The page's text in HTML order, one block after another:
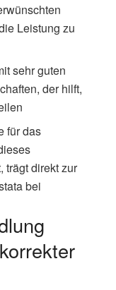
Leistung zu
sehr guten
der hilft,
für das
trägt direkt zur
bei